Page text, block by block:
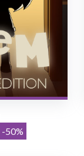
-50%